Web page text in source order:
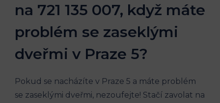
na 721 135 007, když máte
problém se zaseklými
dveřmi v Praze 5?
Pokud se nacházíte v Praze 5 a máte problém
se zaseklými dveřmi, nezoufejte! Stačí zavolat na